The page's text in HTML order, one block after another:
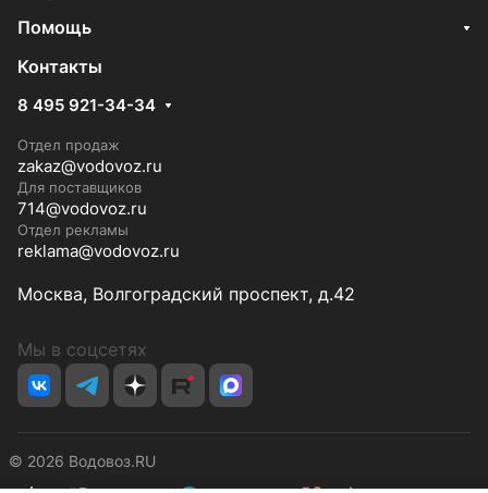
Помощь
Контакты
8 495 921-34-34
Отдел продаж
zakaz@vodovoz.ru
Для поставщиков
714@vodovoz.ru
Отдел рекламы
reklama@vodovoz.ru
Москва, Волгоградский проспект, д.42
Мы в соцсетях
© 2026 Водовоз.RU